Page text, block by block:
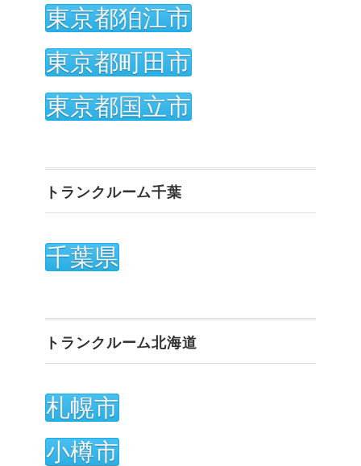
東京都狛江市
東京都町田市
東京都国立市
トランクルーム千葉
千葉県
トランクルーム北海道
札幌市
小樽市